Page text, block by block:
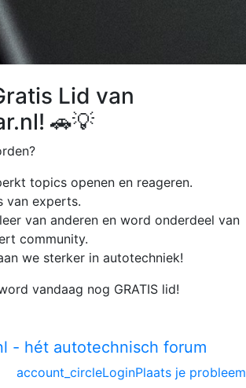
Lid van
🚗💡
topics openen en reageren.
van experts.
van anderen en word onderdeel van
community.
we sterker in autotechniek!
vandaag nog GRATIS lid!
Plaats je probleem
account_circleLogin